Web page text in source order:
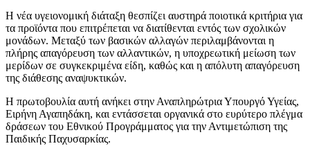
Η νέα υγειονομική διάταξη θεσπίζει αυστηρά ποιοτικά κριτήρια για
τα προϊόντα που επιτρέπεται να διατίθενται εντός των σχολικών
μονάδων. Μεταξύ των βασικών αλλαγών περιλαμβάνονται η
πλήρης απαγόρευση των αλλαντικών, η υποχρεωτική μείωση των
μερίδων σε συγκεκριμένα είδη, καθώς και η απόλυτη απαγόρευση
της διάθεσης αναψυκτικών.
Η πρωτοβουλία αυτή ανήκει στην Αναπληρώτρια Υπουργό Υγείας,
Ειρήνη Αγαπηδάκη, και εντάσσεται οργανικά στο ευρύτερο πλέγμα
δράσεων του Εθνικού Προγράμματος για την Αντιμετώπιση της
Παιδικής Παχυσαρκίας.